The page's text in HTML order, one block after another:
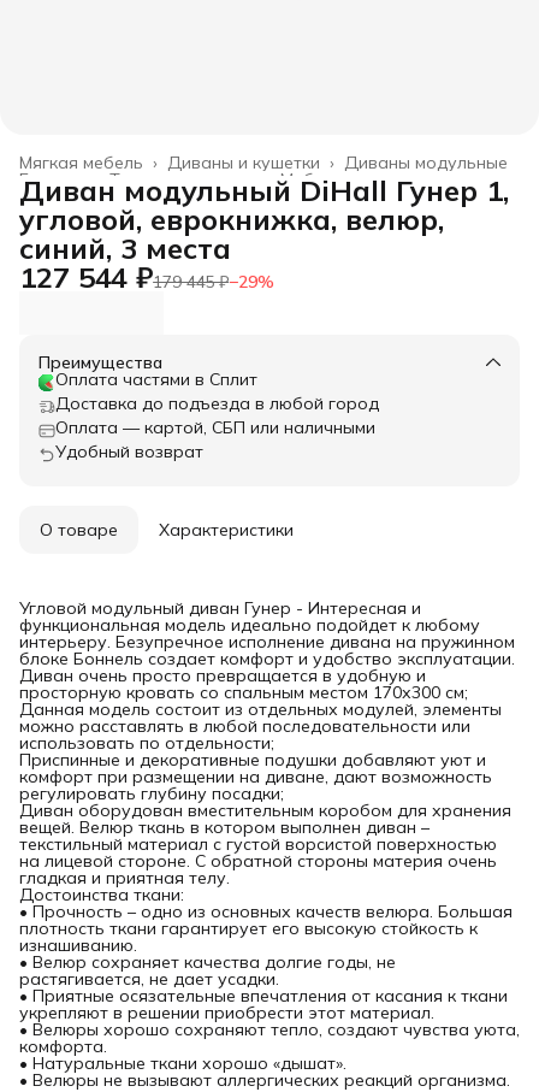
Диваны модульные
Диваны и кушетки ›
Мягкая мебель ›
Мебель
Товары для дома
Главная
Диван модульный DiHall Гунер 1,
угловой, еврокнижка, велюр,
синий, 3 места
127 544 ₽179 445 ₽−29%
Преимущества
Оплата частями в Сплит
Доставка до подъезда в любой город
Оплата — картой, СБП или наличными
Удобный возврат
О товаре Характеристики
Угловой модульный диван Гунер - Интересная и
функциональная модель идеально подойдет к любому
интерьеру. Безупречное исполнение дивана на пружинном
блоке Боннель создает комфорт и удобство эксплуатации.
Диван очень просто превращается в удобную и
просторную кровать со спальным местом 170х300 см;
Данная модель состоит из отдельных модулей, элементы
можно расставлять в любой последовательности или
использовать по отдельности;
Приспинные и декоративные подушки добавляют уют и
комфорт при размещении на диване, дают возможность
регулировать глубину посадки;
Диван оборудован вместительным коробом для хранения
вещей. Велюр ткань в котором выполнен диван –
текстильный материал с густой ворсистой поверхностью
на лицевой стороне. С обратной стороны материя очень
гладкая и приятная телу.
Достоинства ткани:
• Прочность – одно из основных качеств велюра. Большая
плотность ткани гарантирует его высокую стойкость к
изнашиванию.
• Велюр сохраняет качества долгие годы, не
растягивается, не дает усадки.
• Приятные осязательные впечатления от касания к ткани
укрепляют в решении приобрести этот материал.
• Велюры хорошо сохраняют тепло, создают чувства уюта,
комфорта.
• Натуральные ткани хорошо «дышат».
• Велюры не вызывают аллергических реакций организма.